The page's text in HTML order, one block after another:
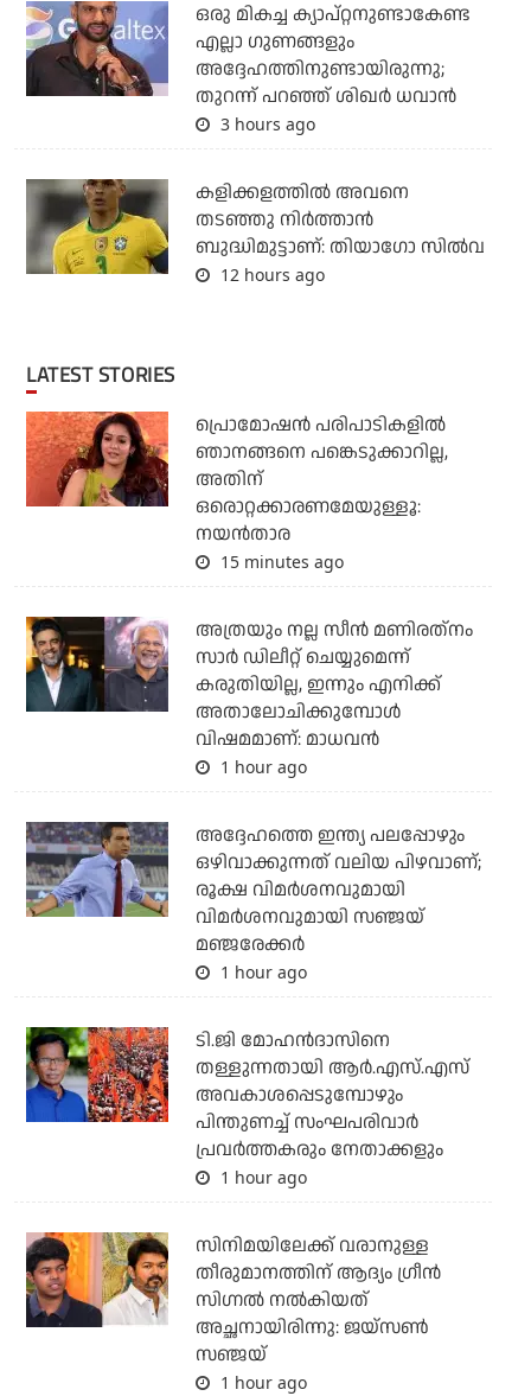
ഒരു മികച്ച ക്യാപ്റ്റനുണ്ടാകേണ്ട
എല്ലാ ഗുണങ്ങളും
അദ്ദേഹത്തിനുണ്ടായിരുന്നു;
തുറന്ന് പറഞ്ഞ് ശിഖര്‍ ധവാന്‍
3 hours ago
കളിക്കളത്തില്‍ അവനെ
തടഞ്ഞു നിര്‍ത്താന്‍
ബുദ്ധിമുട്ടാണ്: തിയാഗോ സില്‍വ
12 hours ago
LATEST STORIES
പ്രൊമോഷന്‍ പരിപാടികളില്‍
ഞാനങ്ങനെ പങ്കെടുക്കാറില്ല,
അതിന്
ഒരൊറ്റക്കാരണമേയുള്ളൂ:
നയന്‍താര
15 minutes ago
അത്രയും നല്ല സീന്‍ മണിരത്‌നം
സാര്‍ ഡിലീറ്റ് ചെയ്യുമെന്ന്
കരുതിയില്ല, ഇന്നും എനിക്ക്
അതാലോചിക്കുമ്പോള്‍
വിഷമമാണ്: മാധവന്‍
1 hour ago
അദ്ദേഹത്തെ ഇന്ത്യ പലപ്പോഴും
ഒഴിവാക്കുന്നത് വലിയ പിഴവാണ്;
രൂക്ഷ വിമര്‍ശനവുമായി
വിമര്‍ശനവുമായി സഞ്ജയ്
മഞ്ജരേക്കര്‍
1 hour ago
ടി.ജി മോഹന്‍ദാസിനെ
തള്ളുന്നതായി ആര്‍.എസ്.എസ്
അവകാശപ്പെടുമ്പോഴും
പിന്തുണച്ച് സംഘപരിവാര്‍
പ്രവര്‍ത്തകരും നേതാക്കളും
1 hour ago
സിനിമയിലേക്ക് വരാനുള്ള
തീരുമാനത്തിന് ആദ്യം ഗ്രീൻ
സിഗ്നൽ നൽകിയത്
അച്ഛനായിരിന്നു: ജയ്സൺ
സഞ്ജയ്
1 hour ago